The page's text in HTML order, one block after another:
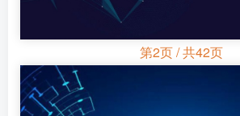
第2页 / 共42页